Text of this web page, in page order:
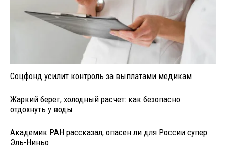
Соцфонд усилит контроль за выплатами медикам
Жаркий берег, холодный расчет: как безопасно
отдохнуть у воды
Академик РАН рассказал, опасен ли для России супер
Эль-Ниньо